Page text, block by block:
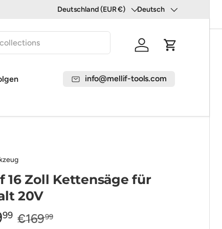
Land/Region
Deutschland (EUR €) Sprache
Deutsch
EinloggenEinkaufswagen
info@mellif-tools.com
16 Zoll Kettensäge für
20V
99 €16999